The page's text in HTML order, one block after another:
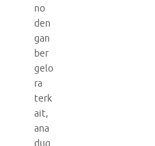
no
den
gan
ber
gelo
ra
terk
ait,
ana
dug